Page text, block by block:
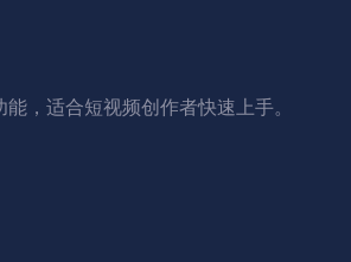
，适合短视频创作者快速上手。